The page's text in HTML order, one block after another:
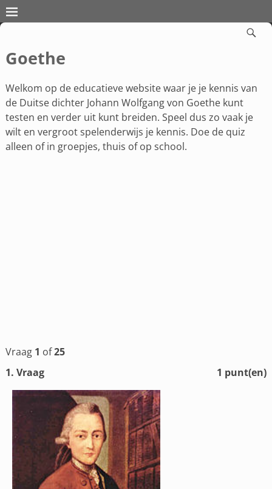
Goethe
Welkom op de educatieve website waar je je kennis van
de Duitse dichter Johann Wolfgang von Goethe kunt
testen en verder uit kunt breiden. Speel dus zo vaak je
wilt en vergroot spelenderwijs je kennis. Doe de quiz
alleen of in groepjes, thuis of op school.
Vraag 1 of25
1. Vraag 1 punt(en)